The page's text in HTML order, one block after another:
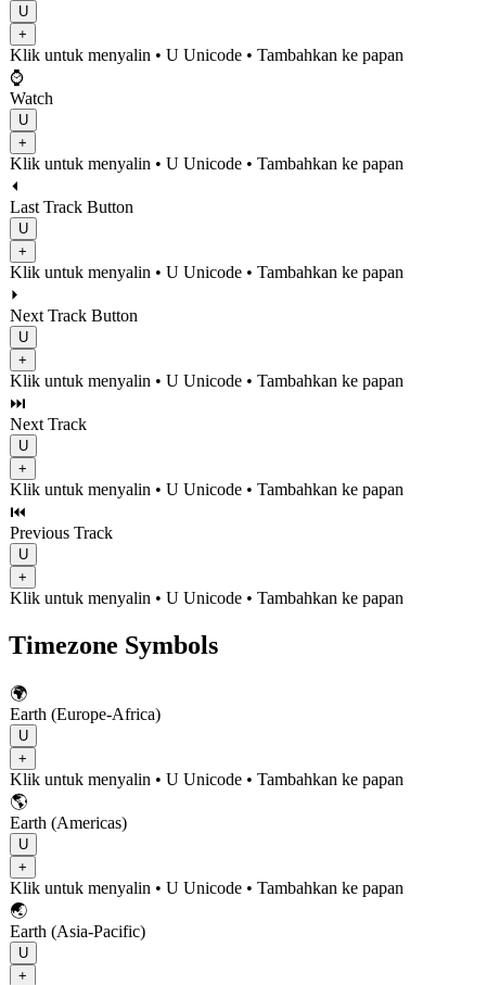
U
+
Klik untuk menyalin • U Unicode • Tambahkan ke papan
⌚
Watch
U
+
Klik untuk menyalin • U Unicode • Tambahkan ke papan
⏴️
Last Track Button
U
+
Klik untuk menyalin • U Unicode • Tambahkan ke papan
⏵️
Next Track Button
U
+
Klik untuk menyalin • U Unicode • Tambahkan ke papan
⏭️
Next Track
U
+
Klik untuk menyalin • U Unicode • Tambahkan ke papan
⏮️
Previous Track
U
+
Klik untuk menyalin • U Unicode • Tambahkan ke papan
Timezone Symbols
🌍
Earth (Europe-Africa)
U
+
Klik untuk menyalin • U Unicode • Tambahkan ke papan
🌎
Earth (Americas)
U
+
Klik untuk menyalin • U Unicode • Tambahkan ke papan
🌏
Earth (Asia-Pacific)
U
+